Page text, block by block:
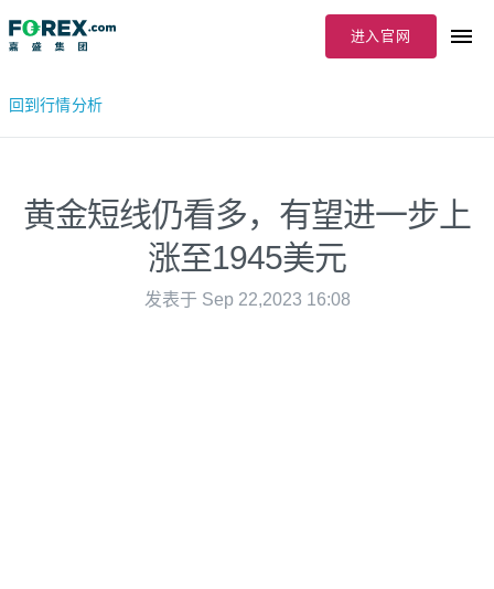
进入官网
回到行情分析
黄金短线仍看多，有望进一步上
涨至1945美元
发表于 Sep 22,2023 16:08